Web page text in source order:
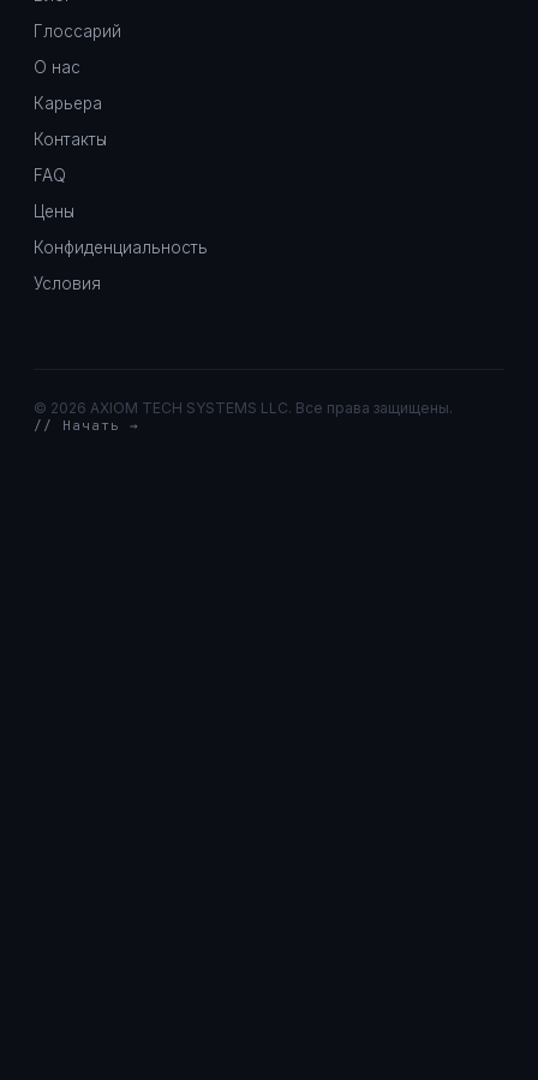
Глоссарий
О нас
Карьера
Контакты
FAQ
Цены
Конфиденциальность
Условия
© 2026 AXIOM TECH SYSTEMS LLC. Все права защищены.
// Начать →